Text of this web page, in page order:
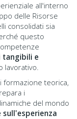
all'interno
delle Risorse
consolidati sia
questo
tangibili e
lavorativo.
formazione teorica,
i
del mondo